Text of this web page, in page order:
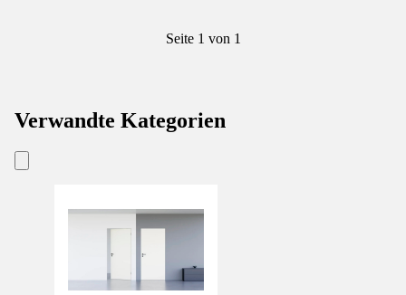
Seite 1 von 1
Verwandte Kategorien